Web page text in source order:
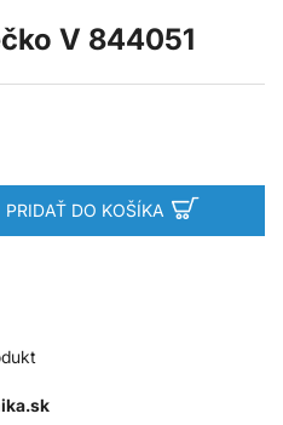
V 844051
PRIDAŤ DO KOŠÍKA